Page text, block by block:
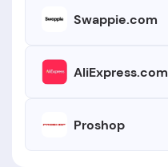
Swappie.com
AliExpress.com
Proshop